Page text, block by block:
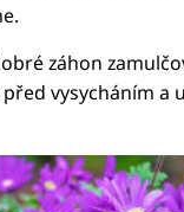
záhon
vysycháním a